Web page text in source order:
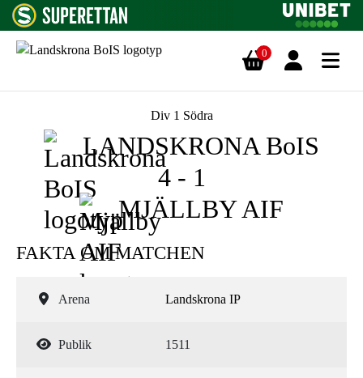
0
Div 1 Södra
LANDSKRONA BoIS
4 - 1
MJÄLLBY AIF
FAKTA OM MATCHEN
Arena Landskrona IP
Publik 1511